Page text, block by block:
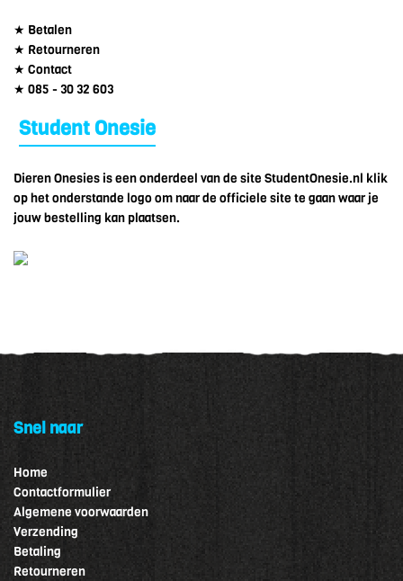
★ Betalen
★ Retourneren
★ Contact
★ 085 - 30 32 603
Student Onesie
Dieren Onesies is een onderdeel van de site StudentOnesie.nl klik
op het onderstande logo om naar de officiele site te gaan waar je
jouw bestelling kan plaatsen.
Snel naar
Home
Contactformulier
Algemene voorwaarden
Verzending
Betaling
Retourneren